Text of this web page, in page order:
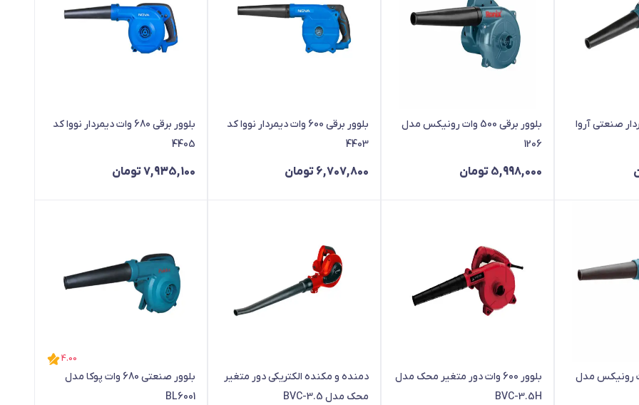
دیمردار صنعتی آروا
بلوور برقی 500 وات رونیکس مدل
1206
5,998,000 تومان
بلوور برقی 600 وات دیمردار نووا کد
4403
6,707,800 تومان
بلوور برقی 680 وات دیمردار نووا کد
4405
7,935,100تومان
برقی 680 وات رونیکس مدل
بلوور 600 وات دور متغیر محک مدل
BVC-3.5H
دمنده و مکنده الکتریکی دور متغیر
محک مدل BVC-3.5
بلوور صنعتی 680 وات پوکا مدل
BL6001
4.00